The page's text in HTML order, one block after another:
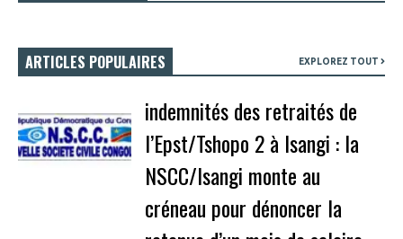
ARTICLES POPULAIRES EXPLOREZ TOUT
indemnités des retraités de
l’Epst/Tshopo 2 à Isangi : la
NSCC/Isangi monte au
créneau pour dénoncer la